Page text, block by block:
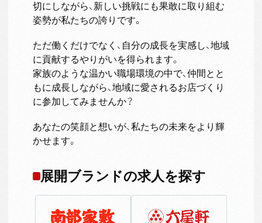
切にしながら、新しい挑戦にも果敢に取り組む
姿勢が私たちの誇りです。
ただ働くだけでなく、自分の成長を実感し、地域
に貢献するやりがいを得られます。
家族のような温かい職場環境の中で、仲間とと
もに成長しながら、地域に愛されるお店づくり
に参加してみませんか？
あなたの笑顔と想いが、私たちの未来をより輝
かせます。
展開ブランドの求人を探す